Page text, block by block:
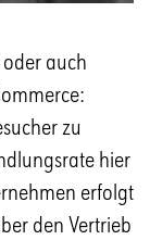
auch
zu
hier
erfolgt
den Vertrieb